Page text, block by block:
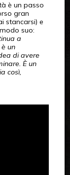
è un passo
gran
stancarsi) e
suo:
a
un
di avere
È un
così,